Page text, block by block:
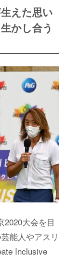
えた思い
かし合う
大会を目
能人やアスリ
Inclusive